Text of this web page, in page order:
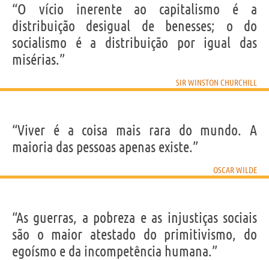
“O vício inerente ao capitalismo é a
distribuição desigual de benesses; o do
socialismo é a distribuição por igual das
misérias.”
SIR WINSTON CHURCHILL
“Viver é a coisa mais rara do mundo. A
maioria das pessoas apenas existe.”
OSCAR WILDE
“As guerras, a pobreza e as injustiças sociais
são o maior atestado do primitivismo, do
egoísmo e da incompetência humana.”